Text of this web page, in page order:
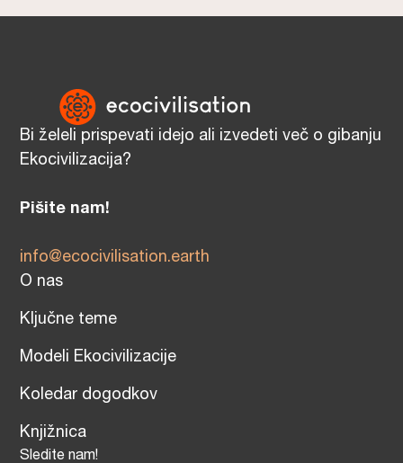
Bi želeli prispevati idejo ali izvedeti več o gibanju
Ekocivilizacija?
Pišite nam!
info@ecocivilisation.earth
O nas
Ključne teme
Modeli Ekocivilizacije
Koledar dogodkov
Knjižnica
Sledite nam!